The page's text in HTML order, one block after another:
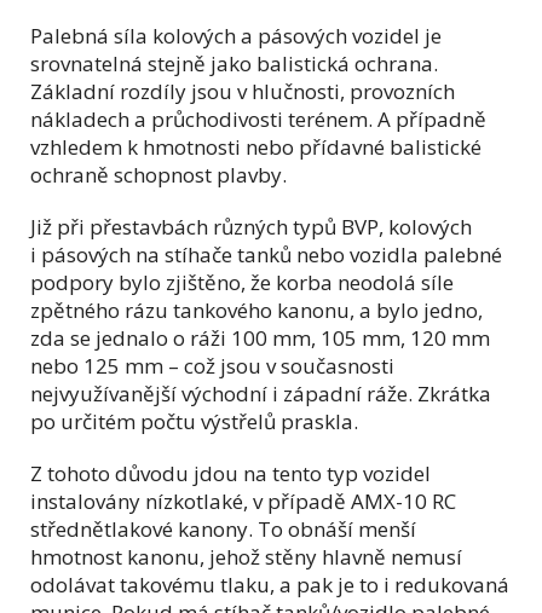
Palebná síla kolových a pásových vozidel je
srovnatelná stejně jako balistická ochrana.
Základní rozdíly jsou v hlučnosti, provozních
nákladech a průchodivosti terénem. A případně
vzhledem k hmotnosti nebo přídavné balistické
ochraně schopnost plavby.
Již při přestavbách různých typů BVP, kolových
i pásových na stíhače tanků nebo vozidla palebné
podpory bylo zjištěno, že korba neodolá síle
zpětného rázu tankového kanonu, a bylo jedno,
zda se jednalo o ráži 100 mm, 105 mm, 120 mm
nebo 125 mm – což jsou v současnosti
nejvyužívanější východní i západní ráže. Zkrátka
po určitém počtu výstřelů praskla.
Z tohoto důvodu jdou na tento typ vozidel
instalovány nízkotlaké, v případě AMX-10 RC
střednětlakové kanony. To obnáší menší
hmotnost kanonu, jehož stěny hlavně nemusí
odolávat takovému tlaku, a pak je to i redukovaná